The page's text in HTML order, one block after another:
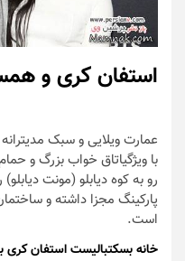
استفان کری و
عمارت ویلایی و سبک
با ویژگیاتاق خواب بزرگ و
رو به کوه دیابلو (مونت
پارکینگ مجزا داشته و
است.
خانه بسکتبالیست استفان کری